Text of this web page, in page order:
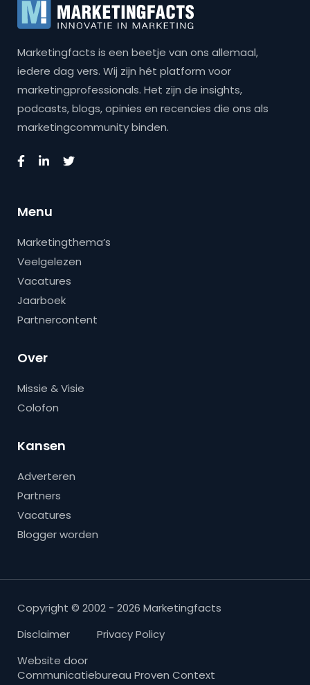
Marketingfacts is een beetje van ons allemaal,
iedere dag vers. Wij zijn hét platform voor
marketingprofessionals. Het zijn de insights,
podcasts, blogs, opinies en recencies die ons als
marketingcommunity binden.
Menu
Marketingthema’s
Veelgelezen
Vacatures
Jaarboek
Partnercontent
Over
Missie & Visie
Colofon
Kansen
Adverteren
Partners
Vacatures
Blogger worden
Copyright © 2002 - 2026 Marketingfacts
Disclaimer
Privacy Policy
Website door
Communicatiebureau Proven Context